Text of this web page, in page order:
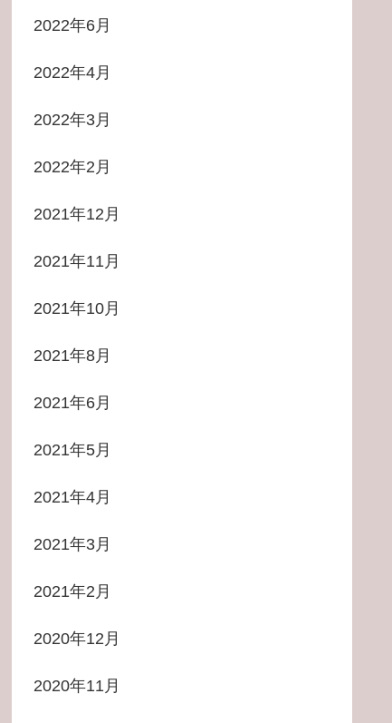
2022年6月
2022年4月
2022年3月
2022年2月
2021年12月
2021年11月
2021年10月
2021年8月
2021年6月
2021年5月
2021年4月
2021年3月
2021年2月
2020年12月
2020年11月